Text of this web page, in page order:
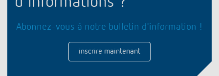
Abonnez-vous à notre bulletin d'information !
inscrire maintenant